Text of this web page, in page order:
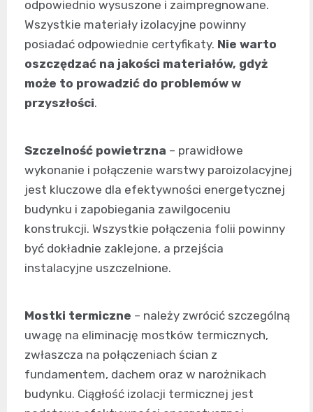
odpowiednio wysuszone i zaimpregnowane.
Wszystkie materiały izolacyjne powinny
posiadać odpowiednie certyfikaty. Nie warto
oszczędzać na jakości materiałów, gdyż
może to prowadzić do problemów w
przyszłości.
Szczelność powietrzna – prawidłowe
wykonanie i połączenie warstwy paroizolacyjnej
jest kluczowe dla efektywności energetycznej
budynku i zapobiegania zawilgoceniu
konstrukcji. Wszystkie połączenia folii powinny
być dokładnie zaklejone, a przejścia
instalacyjne uszczelnione.
Mostki termiczne – należy zwrócić szczególną
uwagę na eliminację mostków termicznych,
zwłaszcza na połączeniach ścian z
fundamentem, dachem oraz w narożnikach
budynku. Ciągłość izolacji termicznej jest